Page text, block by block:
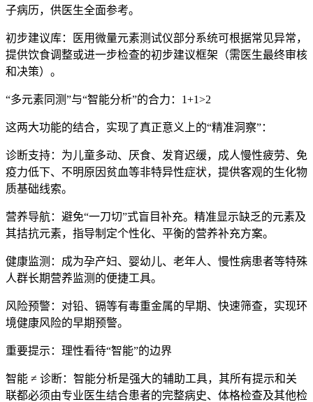
子病历，供医生全面参考。
初步建议库： 医用微量元素测试仪部分系统可根据常见异常，
提供饮食调整或进一步检查的初步建议框架（需医生最终审核
和决策）。
“多元素同测”与“智能分析”的合力：1+1>2
这两大功能的结合，实现了真正意义上的“精准洞察”：
诊断支持：为儿童多动、厌食、发育迟缓，成人慢性疲劳、免
疫力低下、不明原因贫血等非特异性症状，提供客观的生化物
质基础线索。
营养导航：避免“一刀切”式盲目补充。精准显示缺乏的元素及
其拮抗元素，指导制定个性化、平衡的营养补充方案。
健康监测：成为孕产妇、婴幼儿、老年人、慢性病患者等特殊
人群长期营养监测的便捷工具。
风险预警：对铅、镉等有毒重金属的早期、快速筛查，实现环
境健康风险的早期预警。
重要提示：理性看待“智能”的边界
智能 ≠ 诊断：智能分析是强大的辅助工具，其所有提示和关
联都必须由专业医生结合患者的完整病史、体格检查及其他检